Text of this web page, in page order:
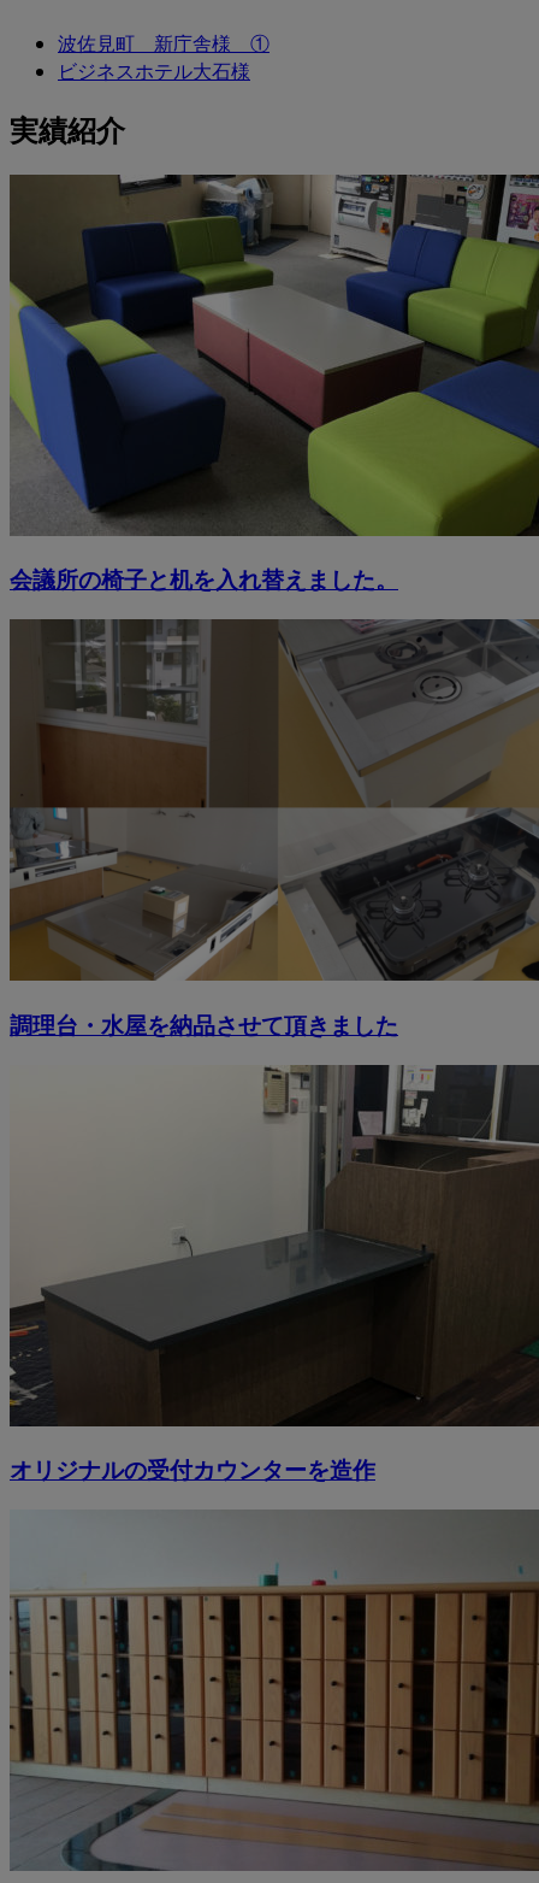
波佐見町 新庁舎様 ①
ビジネスホテル大石様
実績紹介
会議所の椅子と机を入れ替えました。
調理台・水屋を納品させて頂きました
オリジナルの受付カウンターを造作